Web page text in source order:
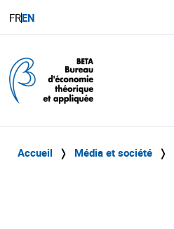
FREN
Accueil ❭ Média et société ❭